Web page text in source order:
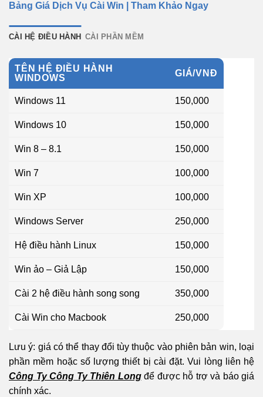
Bảng Giá Dịch Vụ Cài Win | Tham Khảo Ngay
CÀI HỆ ĐIỀU HÀNH CÀI PHẦN MỀM
TÊN HỆ ĐIỀU HÀNH
WINDOWS
GIÁ/VNĐ
Windows 11 150,000
Windows 10 150,000
Win 8 – 8.1 150,000
Win 7 100,000
Win XP 100,000
Windows Server 250,000
Hệ điều hành Linux 150,000
Win ảo – Giả Lập 150,000
Cài 2 hệ điều hành song song 350,000
Cài Win cho Macbook 250,000
Lưu ý: giá có thể thay đổi tùy thuộc vào phiên bản win, loại
phần mềm hoặc số lượng thiết bị cài đặt. Vui lòng liên hệ
Công Ty Công Ty Thiên Longđể được hỗ trợ và báo giá
chính xác.